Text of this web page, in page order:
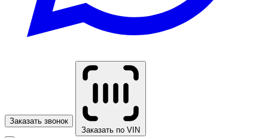
Заказать звонок
Заказать по VIN